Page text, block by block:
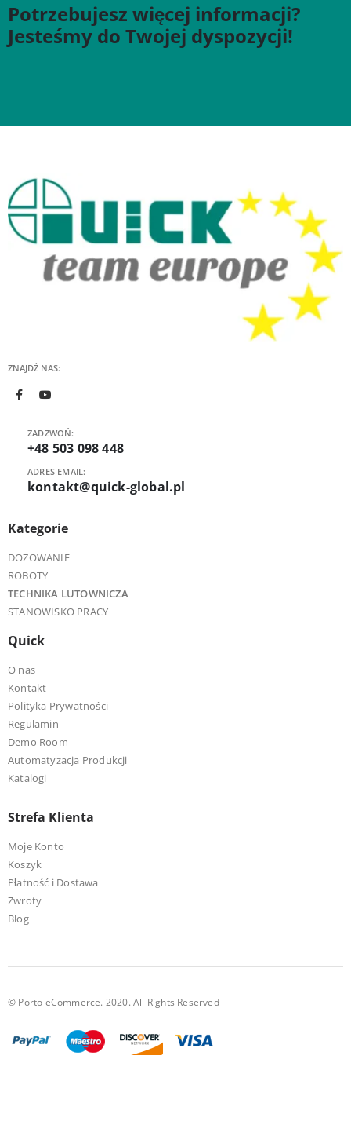
Potrzebujesz więcej informacji?
Jesteśmy do Twojej dyspozycji!
ZNAJDŹ NAS:
ZADZWOŃ:
+48 503 098 448
ADRES EMAIL:
kontakt@quick-global.pl
Kategorie
DOZOWANIE
ROBOTY
TECHNIKA LUTOWNICZA
STANOWISKO PRACY
Quick
O nas
Kontakt
Polityka Prywatności
Regulamin
Demo Room
Automatyzacja Produkcji
Katalogi
Strefa Klienta
Moje Konto
Koszyk
Płatność i Dostawa
Zwroty
Blog
© Porto eCommerce. 2020. All Rights Reserved